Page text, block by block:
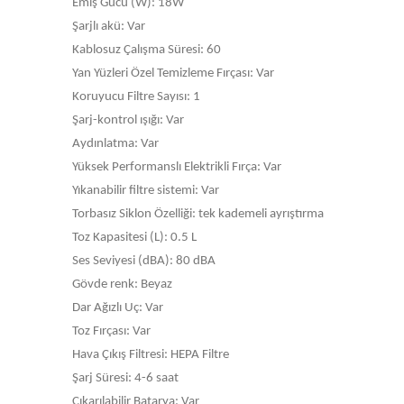
Emiş Gücü (W): 18W
Şarjlı akü: Var
Kablosuz Çalışma Süresi: 60
Yan Yüzleri Özel Temizleme Fırçası: Var
Koruyucu Filtre Sayısı: 1
Şarj-kontrol ışığı: Var
Aydınlatma: Var
Yüksek Performanslı Elektrikli Fırça: Var
Yıkanabilir filtre sistemi: Var
Torbasız Siklon Özelliği: tek kademeli ayrıştırma
Toz Kapasitesi (L): 0.5 L
Ses Seviyesi (dBA): 80 dBA
Gövde renk: Beyaz
Dar Ağızlı Uç: Var
Toz Fırçası: Var
Hava Çıkış Filtresi: HEPA Filtre
Şarj Süresi: 4-6 saat